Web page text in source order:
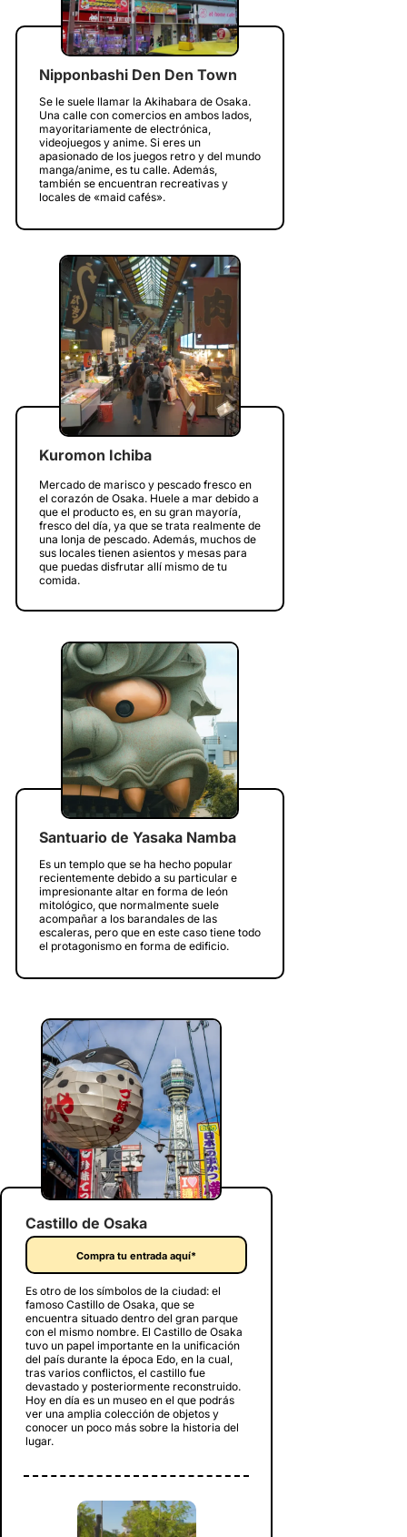
Nipponbashi Den Den Town
Se le suele llamar la Akihabara de Osaka.
Una calle con comercios en ambos lados,
mayoritariamente de electrónica,
videojuegos y anime. Si eres un
apasionado de los juegos retro y del mundo
manga/anime, es tu calle. Además,
también se encuentran recreativas y
locales de «maid cafés».
Kuromon Ichiba
Mercado de marisco y pescado fresco en
el corazón de Osaka. Huele a mar debido a
que el producto es, en su gran mayoría,
fresco del día, ya que se trata realmente de
una lonja de pescado. Además, muchos de
sus locales tienen asientos y mesas para
que puedas disfrutar allí mismo de tu
comida.
Santuario de Yasaka Namba
Es un templo que se ha hecho popular
recientemente debido a su particular e
impresionante altar en forma de león
mitológico, que normalmente suele
acompañar a los barandales de las
escaleras, pero que en este caso tiene todo
el protagonismo en forma de edificio.
Castillo de Osaka
Compra tu entrada aquí*
Es otro de los símbolos de la ciudad: el
famoso Castillo de Osaka, que se
encuentra situado dentro del gran parque
con el mismo nombre. El Castillo de Osaka
tuvo un papel importante en la unificación
del país durante la época Edo, en la cual,
tras varios conflictos, el castillo fue
devastado y posteriormente reconstruido.
Hoy en día es un museo en el que podrás
ver una amplia colección de objetos y
conocer un poco más sobre la historia del
lugar.